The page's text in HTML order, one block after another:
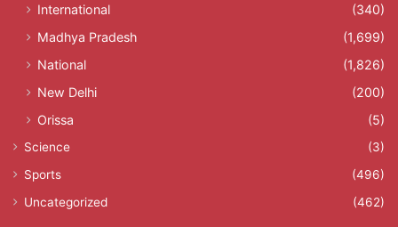
International
(340)
Madhya Pradesh
(1,699)
National
(1,826)
New Delhi
(200)
Orissa
(5)
Science
(3)
Sports
(496)
Uncategorized
(462)